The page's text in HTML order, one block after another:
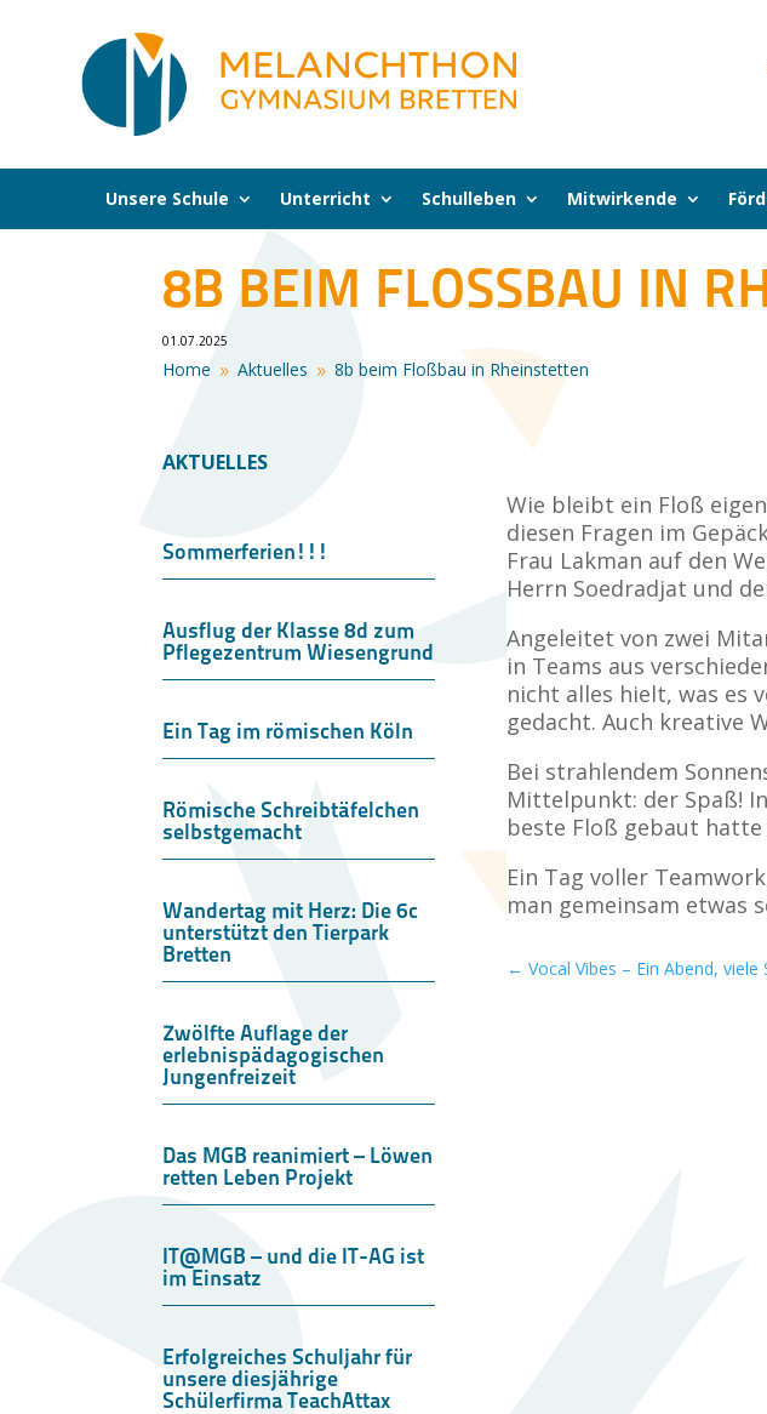
Unsere Schule Unterricht Schulleben Mitwirkende
8B BEIM FLOSSBAU IN
01.07.2025
Home 9 Aktuelles 9 8b beim Floßbau in Rheinstetten
AKTUELLES
Sommerferien!!!
Ausflug der Klasse 8d zum
Pflegezentrum Wiesengrund
Ein Tag im römischen Köln
Römische Schreibtäfelchen
selbstgemacht
Wandertag mit Herz: Die 6c
unterstützt den Tierpark
Bretten
Zwölfte Auflage der
erlebnispädagogischen
Jungenfreizeit
Das MGB reanimiert – Löwen
retten Leben Projekt
IT@MGB – und die IT-AG ist
im Einsatz
Erfolgreiches Schuljahr für
unsere diesjährige
Schülerfirma TeachAttax
Wie bleibt ein Floß
diesen Fragen im
Frau Lakman auf den
Herrn Soedradjat und
Angeleitet von zwei
in Teams aus
nicht alles hielt, was es
gedacht. Auch kreative
Bei strahlendem
Mittelpunkt: der Spaß!
beste Floß gebaut
Ein Tag voller
man gemeinsam etwas
← Vocal Vibes – Ein Abend, viele